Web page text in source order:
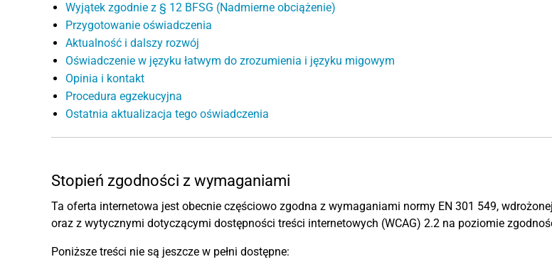
Wyjątek zgodnie z § 12 BFSG (Nadmierne obciążenie)
Przygotowanie oświadczenia
Aktualność i dalszy rozwój
Oświadczenie w języku łatwym do zrozumienia i języku migowym
Opinia i kontakt
Procedura egzekucyjna
Ostatnia aktualizacja tego oświadczenia
Stopień zgodności z wymaganiami
Ta oferta internetowa jest obecnie częściowo zgodna z wymaganiami normy EN 301 549,
oraz z wytycznymi dotyczącymi dostępności treści internetowych (WCAG) 2.2 na poziomie
Poniższe treści nie są jeszcze w pełni dostępne: